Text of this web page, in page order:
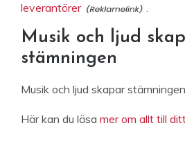
leverantörer
.
Musik och ljud
stämningen
Musik och ljud skapar stämningen
Här kan du läsa mer om allt till